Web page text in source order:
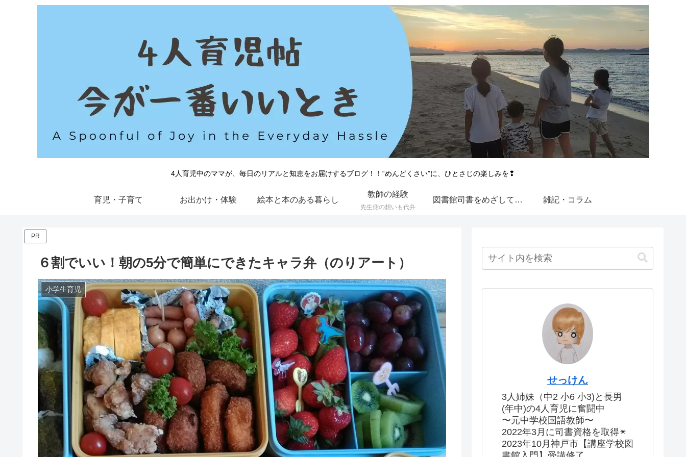
4人育児中のママが、毎日のリアルと知恵をお届けするブログ！！“めんどくさい”に、ひとさじの楽しみを❢
育児・子育て お出かけ・体験 絵本と本のある暮らし
教師の経験
先生側の想いも代弁
図書館司書をめざして【近大通信】 雑記・コラム
PR
６割でいい！朝の5分で簡単にできたキャラ弁（のりアート）
小学生育児
せっけん
3人姉妹（中2 小6 小3)と長男
(年中)の4人育児に奮闘中
〜元中学校国語教師〜
2022年3月に司書資格を取得✴︎
2023年10月神戸市【講座学校図